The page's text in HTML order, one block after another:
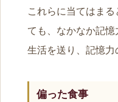
これらに当てはま
ても、なかなか記
生活を送り、記憶力
偏った食事